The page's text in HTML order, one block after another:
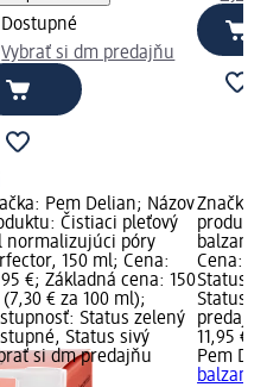
Dostupné
Vybrať si dm predajňu
Pem Delian; Názov
Čistiaci pleťový
normalizujúci póry
150 ml; Cena:
€; Základná cena: 150
€ za 100 ml);
Status zelený
Status sivý
si dm predajňu
Značka:
balzam
Cena:
Status
Status
11,95 €
Pem
balzam